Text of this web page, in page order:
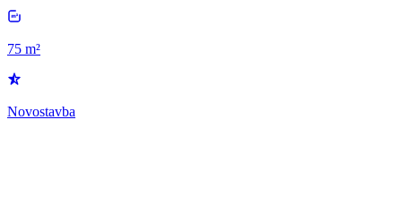
75 m²
Novostavba